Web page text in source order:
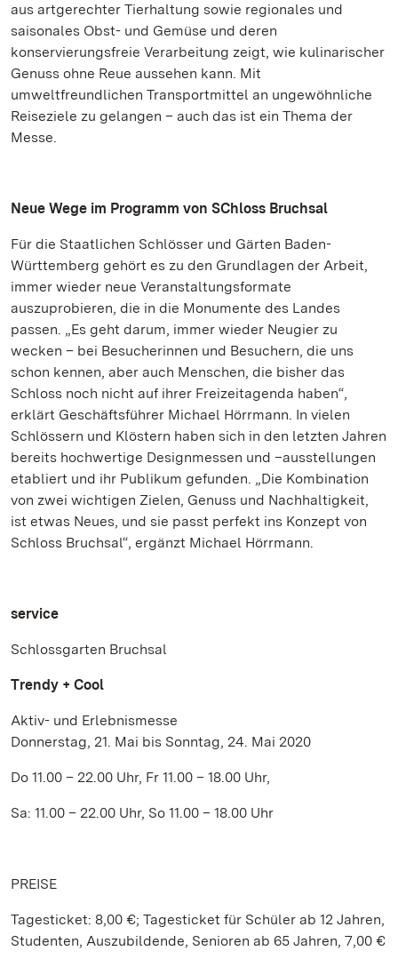
aus artgerechter Tierhaltung sowie regionales und
saisonales Obst- und Gemüse und deren
konservierungsfreie Verarbeitung zeigt, wie kulinarischer
Genuss ohne Reue aussehen kann. Mit
umweltfreundlichen Transportmittel an ungewöhnliche
Reiseziele zu gelangen – auch das ist ein Thema der
Messe.
Neue Wege im Programm von SChloss Bruchsal
Für die Staatlichen Schlösser und Gärten Baden-
Württemberg gehört es zu den Grundlagen der Arbeit,
immer wieder neue Veranstaltungsformate
auszuprobieren, die in die Monumente des Landes
passen. „Es geht darum, immer wieder Neugier zu
wecken – bei Besucherinnen und Besuchern, die uns
schon kennen, aber auch Menschen, die bisher das
Schloss noch nicht auf ihrer Freizeitagenda haben“,
erklärt Geschäftsführer Michael Hörrmann. In vielen
Schlössern und Klöstern haben sich in den letzten Jahren
bereits hochwertige Designmessen und –ausstellungen
etabliert und ihr Publikum gefunden. „Die Kombination
von zwei wichtigen Zielen, Genuss und Nachhaltigkeit,
ist etwas Neues, und sie passt perfekt ins Konzept von
Schloss Bruchsal“, ergänzt Michael Hörrmann.
service
Schlossgarten Bruchsal
Trendy + Cool
Aktiv- und Erlebnismesse
Donnerstag, 21. Mai bis Sonntag, 24. Mai 2020
Do 11.00 – 22.00 Uhr, Fr 11.00 – 18.00 Uhr,
Sa: 11.00 – 22.00 Uhr, So 11.00 – 18.00 Uhr
PREISE
Tagesticket: 8,00 €; Tagesticket für Schüler ab 12 Jahren,
Studenten, Auszubildende, Senioren ab 65 Jahren, 7,00 €